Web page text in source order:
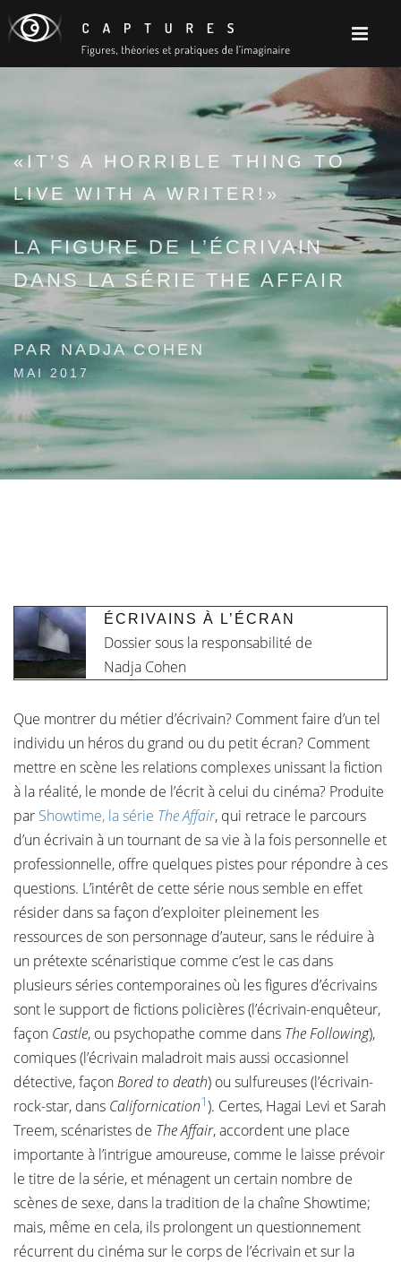
«IT’S A HORRIBLE THING TO
LIVE WITH A WRITER!»
LA FIGURE DE L’ÉCRIVAIN
DANS LA SÉRIE THE AFFAIR
PAR NADJA COHEN
MAI 2017
ÉCRIVAINS À L’ÉCRAN
Dossier sous la responsabilité de
Nadja Cohen
Que montrer du métier d’écrivain? Comment faire d’un tel
individu un héros du grand ou du petit écran? Comment
mettre en scène les relations complexes unissant la fiction
à la réalité, le monde de l’écrit à celui du cinéma? Produite
par Showtime, la série The Affair, qui retrace le parcours
d’un écrivain à un tournant de sa vie à la fois personnelle et
professionnelle, offre quelques pistes pour répondre à ces
questions. L’intérêt de cette série nous semble en effet
résider dans sa façon d’exploiter pleinement les
ressources de son personnage d’auteur, sans le réduire à
un prétexte scénaristique comme c’est le cas dans
plusieurs séries contemporaines où les figures d’écrivains
sont le support de fictions policières (l’écrivain-enquêteur,
façon Castle, ou psychopathe comme dans The Following),
comiques (l’écrivain maladroit mais aussi occasionnel
détective, façonBored to death) ou sulfureuses (l’écrivain-
rock-star, dans Californication1). Certes, Hagai Levi et Sarah
Treem, scénaristes de The Affair, accordent une place
importante à l’intrigue amoureuse, comme le laisse prévoir
le titre de la série, et ménagent un certain nombre de
scènes de sexe, dans la tradition de la chaîne Showtime;
mais, même en cela, ils prolongent un questionnement
récurrent du cinéma sur le corps de l’écrivain et sur la